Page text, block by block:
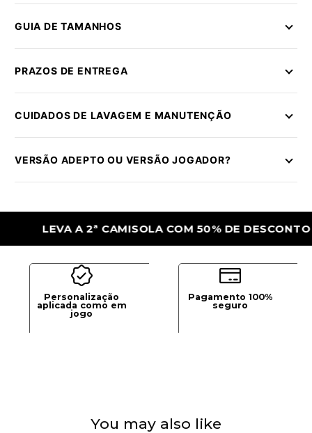
GUIA DE TAMANHOS
PRAZOS DE ENTREGA
CUIDADOS DE LAVAGEM E MANUTENÇÃO
VERSÃO ADEPTO OU VERSÃO JOGADOR?
LEVA A 2ª CAMISOLA COM 50% DE DESCONTO
Personalização
aplicada como em
jogo
Pagamento 100%
seguro
You may also like